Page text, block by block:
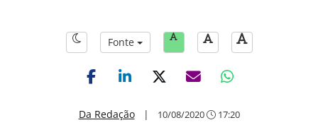
Fonte
Da Redação| 10/08/2020 17:20